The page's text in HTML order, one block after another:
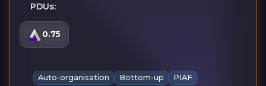
PDUs:
0.75
Auto-organisation Bottom-up
PIAF